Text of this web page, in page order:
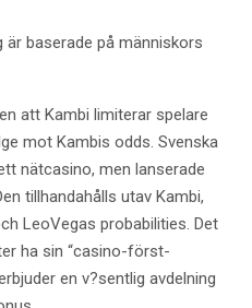
baserade på människors
att Kambi limiterar spelare
mot Kambis odds. Svenska
nätcasino, men lanserade
tillhandahålls utav Kambi,
LeoVegas probabilities. Det
ha sin “casino-först-
en v?sentlig avdelning